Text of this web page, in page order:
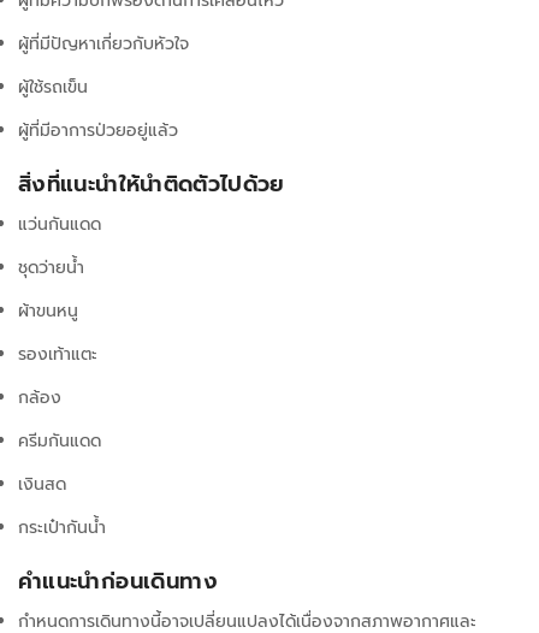
ผู้ที่มีปัญหาเกี่ยวกับหัวใจ
ผู้ใช้รถเข็น
ผู้ที่มีอาการป่วยอยู่แล้ว
สิ่งที่แนะนำให้นำติดตัวไปด้วย
แว่นกันแดด
ชุดว่ายน้ำ
ผ้าขนหนู
รองเท้าแตะ
กล้อง
ครีมกันแดด
เงินสด
กระเป๋ากันน้ำ
คำแนะนำก่อนเดินทาง
กำหนดการเดินทางนี้อาจเปลี่ยนแปลงได้เนื่องจากสภาพอากาศและ